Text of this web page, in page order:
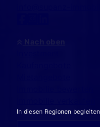
In diesen Regionen